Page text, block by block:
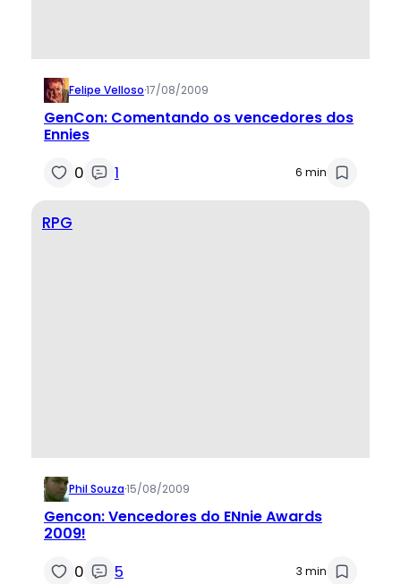
Felipe Velloso·17/08/2009
GenCon: Comentando os vencedores dos
Ennies
0 1 6 min
RPG
Phil Souza·15/08/2009
Gencon: Vencedores do ENnie Awards
2009!
0 5 3 min